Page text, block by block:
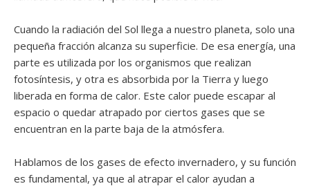
Cuando la radiación del Sol llega a nuestro planeta, solo una
pequeña fracción alcanza su superficie. De esa energía, una
parte es utilizada por los organismos que realizan
fotosíntesis, y otra es absorbida por la Tierra y luego
liberada en forma de calor. Este calor puede escapar al
espacio o quedar atrapado por ciertos gases que se
encuentran en la parte baja de la atmósfera.
Hablamos de los gases de efecto invernadero, y su función
es fundamental, ya que al atrapar el calor ayudan a